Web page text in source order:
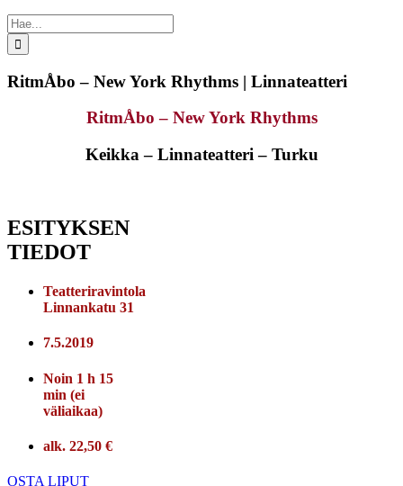
Etsi
...
RitmÅbo – New York Rhythms | Linnateatteri
RitmÅbo – New York Rhythms
Keikka – Linnateatteri – Turku
ESITYKSEN
TIEDOT
Teatteriravintola
Linnankatu 31
7.5.2019
Noin 1 h 15
min (ei
väliaikaa)
alk. 22,50 €
OSTA LIPUT